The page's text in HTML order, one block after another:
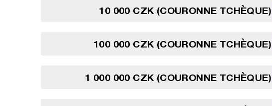
10 000 CZK (COURONNE TCHÈQUE)
100 000 CZK (COURONNE TCHÈQUE)
1 000 000 CZK (COURONNE TCHÈQUE)